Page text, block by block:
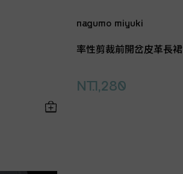
nagumo miyuki
率性剪裁前開岔皮革長裙
NT.1,280